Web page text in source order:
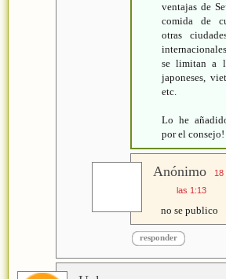
ventajas de
comida de
otras
se limitan a
japoneses,
etc.
Lo he
por el consejo!
Anónimo
18
las 1:13
no se publico
responder